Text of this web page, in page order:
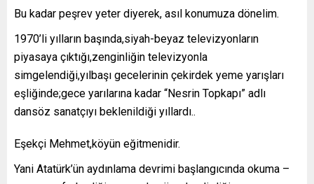
Bu kadar peşrev yeter diyerek, asıl konumuza dönelim.
1970’li yılların başında,siyah-beyaz televizyonların
piyasaya çıktığı,zenginliğin televizyonla
simgelendiği,yılbaşı gecelerinin çekirdek yeme yarışları
eşliğinde;gece yarılarına kadar “Nesrin Topkapı” adlı
dansöz sanatçıyı beklenildiği yıllardı..
Eşekçi Mehmet,köyün eğitmenidir.
Yani Atatürk’ün aydınlama devrimi başlangıcında okuma –